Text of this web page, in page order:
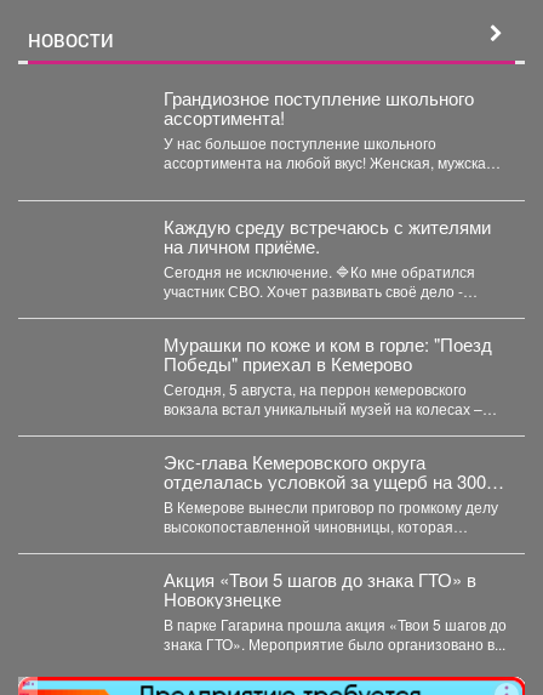
НОВОСТИ
Грандиозное поступление школьного
ассортимента!
У нас большое поступление школьного
ассортимента на любой вкус! Женская, мужская и
Каждую среду встречаюсь с жителями
на личном приёме.
Сегодня не исключение. 🔷Ко мне обратился
участник СВО. Хочет развивать своё дело -
Мурашки по коже и ком в горле: "Поезд
Победы" приехал в Кемерово
Сегодня, 5 августа, на перрон кемеровского
вокзала встал уникальный музей на колесах –
Экс-глава Кемеровского округа
отделалась условкой за ущерб на 300
млн рублей
В Кемерове вынесли приговор по громкому делу
высокопоставленной чиновницы, которая
Акция «Твои 5 шагов до знака ГТО» в
Новокузнецке
В парке Гагарина прошла акция «Твои 5 шагов до
знака ГТО». Мероприятие было организовано в...